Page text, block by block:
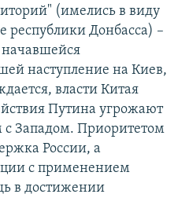
(имелись в виду
Донбасса) –
наступление на Киев,
власти Китая
Путина угрожают
Западом. Приоритетом
России, а
с применением
в достижении